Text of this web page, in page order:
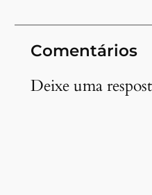
Comentários
Deixe uma